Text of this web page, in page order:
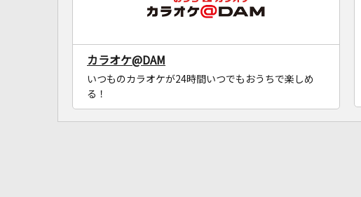
カラオケ@DAM
いつものカラオケが24時間いつでもおうちで楽しめ
る！